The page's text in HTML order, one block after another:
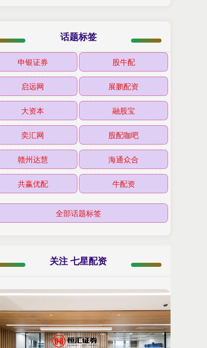
话题标签
申银证券 股牛配
启远网 展鹏配资
大资本 融股宝
奕汇网 股配咖吧
赣州达慧 海通众合
共赢优配 牛配资
全部话题标签
关注 七星配资